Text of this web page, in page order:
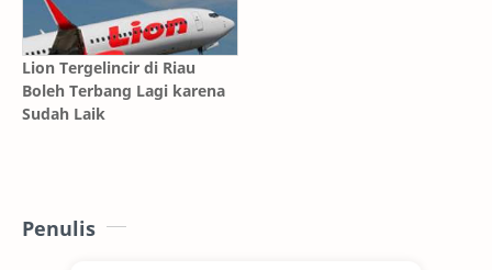
Lion Tergelincir di Riau
Boleh Terbang Lagi karena
Sudah Laik
Penulis